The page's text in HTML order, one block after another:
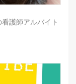
護師アルバイト